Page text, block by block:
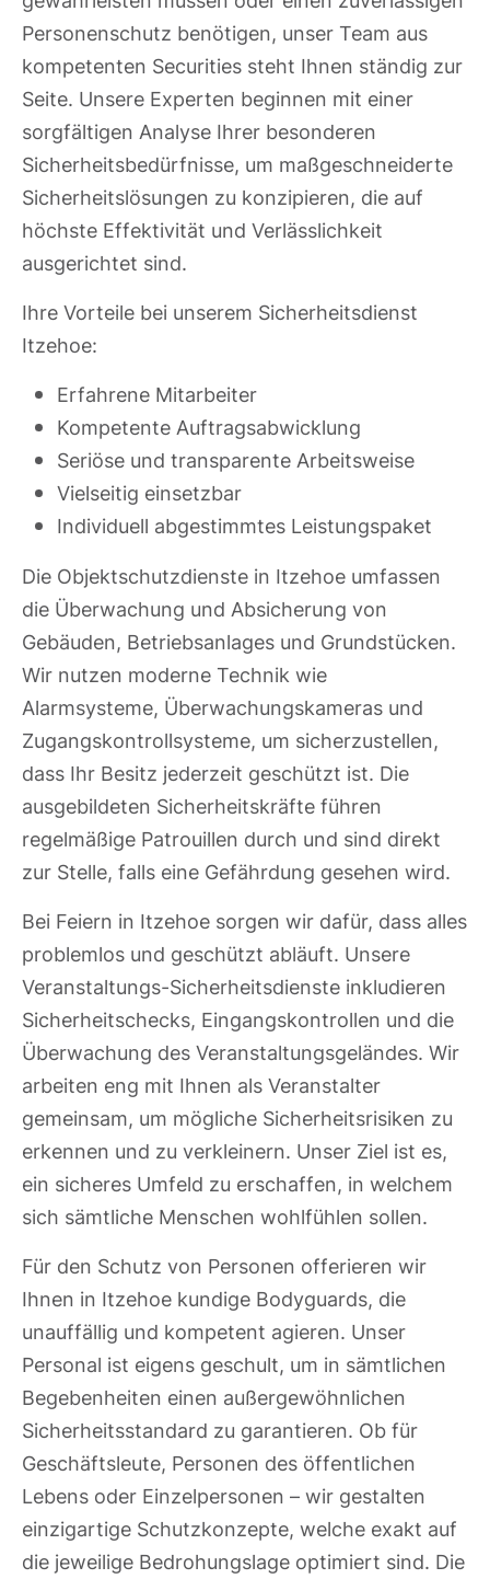
Personenschutz benötigen, unser Team aus
kompetenten Securities steht Ihnen ständig zur
Seite. Unsere Experten beginnen mit einer
sorgfältigen Analyse Ihrer besonderen
Sicherheitsbedürfnisse, um maßgeschneiderte
Sicherheitslösungen zu konzipieren, die auf
höchste Effektivität und Verlässlichkeit
ausgerichtet sind.
Ihre Vorteile bei unserem Sicherheitsdienst
Itzehoe:
Erfahrene Mitarbeiter
Kompetente Auftragsabwicklung
Seriöse und transparente Arbeitsweise
Vielseitig einsetzbar
Individuell abgestimmtes Leistungspaket
Die Objektschutzdienste in Itzehoe umfassen
die Überwachung und Absicherung von
Gebäuden, Betriebsanlages und Grundstücken.
Wir nutzen moderne Technik wie
Alarmsysteme, Überwachungskameras und
Zugangskontrollsysteme, um sicherzustellen,
dass Ihr Besitz jederzeit geschützt ist. Die
ausgebildeten Sicherheitskräfte führen
regelmäßige Patrouillen durch und sind direkt
zur Stelle, falls eine Gefährdung gesehen wird.
Bei Feiern in Itzehoe sorgen wir dafür, dass alles
problemlos und geschützt abläuft. Unsere
Veranstaltungs-Sicherheitsdienste inkludieren
Sicherheitschecks, Eingangskontrollen und die
Überwachung des Veranstaltungsgeländes. Wir
arbeiten eng mit Ihnen als Veranstalter
gemeinsam, um mögliche Sicherheitsrisiken zu
erkennen und zu verkleinern. Unser Ziel ist es,
ein sicheres Umfeld zu erschaffen, in welchem
sich sämtliche Menschen wohlfühlen sollen.
Für den Schutz von Personen offerieren wir
Ihnen in Itzehoe kundige Bodyguards, die
unauffällig und kompetent agieren. Unser
Personal ist eigens geschult, um in sämtlichen
Begebenheiten einen außergewöhnlichen
Sicherheitsstandard zu garantieren. Ob für
Geschäftsleute, Personen des öffentlichen
Lebens oder Einzelpersonen – wir gestalten
einzigartige Schutzkonzepte, welche exakt auf
die jeweilige Bedrohungslage optimiert sind. Die